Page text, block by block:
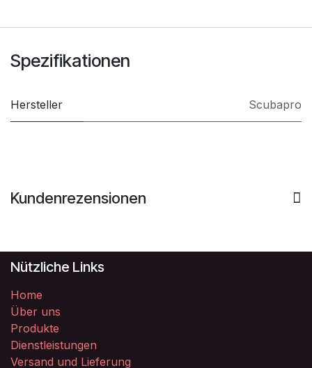
Spezifikationen
Hersteller Scubapro
Kundenrezensionen
Nützliche Links
Home
Über uns
Produkte
Dienstleistungen
Versand und Lieferung